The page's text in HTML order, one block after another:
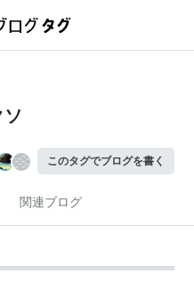
ソ
このタグでブログを書く
関連ブログ